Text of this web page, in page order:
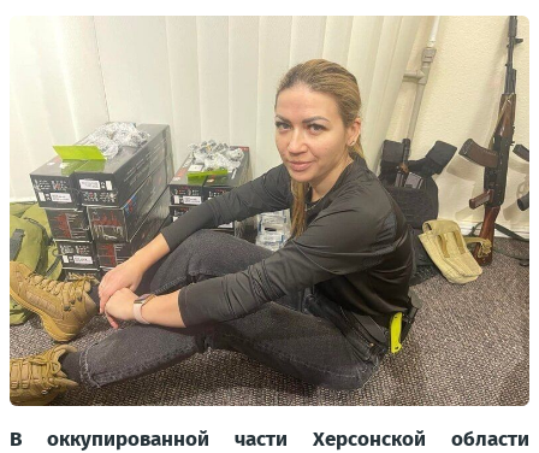
В оккупированной части Херсонской области